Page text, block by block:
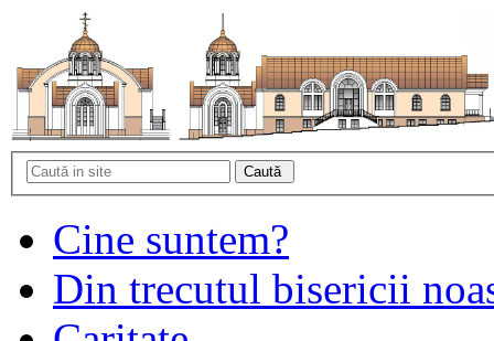
Cine suntem?
Din trecutul bisericii